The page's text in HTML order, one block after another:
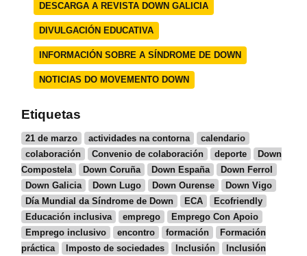
DESCARGA A REVISTA DOWN GALICIA
DIVULGACIÓN EDUCATIVA
INFORMACIÓN SOBRE A SÍNDROME DE DOWN
NOTICIAS DO MOVEMENTO DOWN
Etiquetas
21 de marzo actividades na contorna
calendario
colaboración
Convenio de colaboración deporte
Down
Compostela
Down Coruña Down España
Down Ferrol
Down Galicia
Down Lugo Down Ourense
Down Vigo
Día Mundial da Síndrome de Down
ECA
Ecofriendly
Educación inclusiva
emprego
Emprego Con Apoio
Emprego inclusivo
encontro formación
Formación
práctica
Imposto de sociedades Inclusión
Inclusión